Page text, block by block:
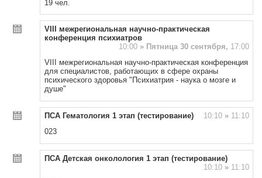
19 чел.
VIII межрегиональная научно-практическая
конференция психиатров
10:00 » Пятница 30 сентября, 17:00
VIII межрегиональная научно-практическая конференция
для специалистов, работающих в сфере охраны
психического здоровья "Психиатрия - наука о мозге и
душе"
ПСА Гематология 1 этап (тестирование) 10:10 »11:10
023
ПСА Детская онколология 1 этап (тестирование)
10:10 »11:10